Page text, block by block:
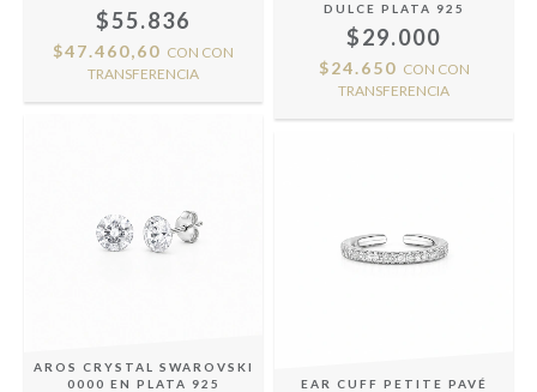
$55.836
$47.460,60 CON CON
TRANSFERENCIA
DULCE PLATA 925
$29.000
$24.650 CON CON
TRANSFERENCIA
AROS CRYSTAL SWAROVSKI
0000 EN PLATA 925
EAR CUFF PETITE PAVÉ